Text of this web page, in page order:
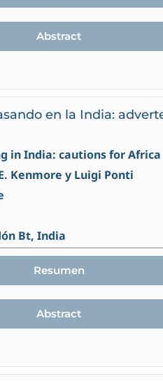
Abstract
en la India:
in India: cautions for Africa
Kenmore y Luigi Ponti
Bt, India
Resumen
Abstract